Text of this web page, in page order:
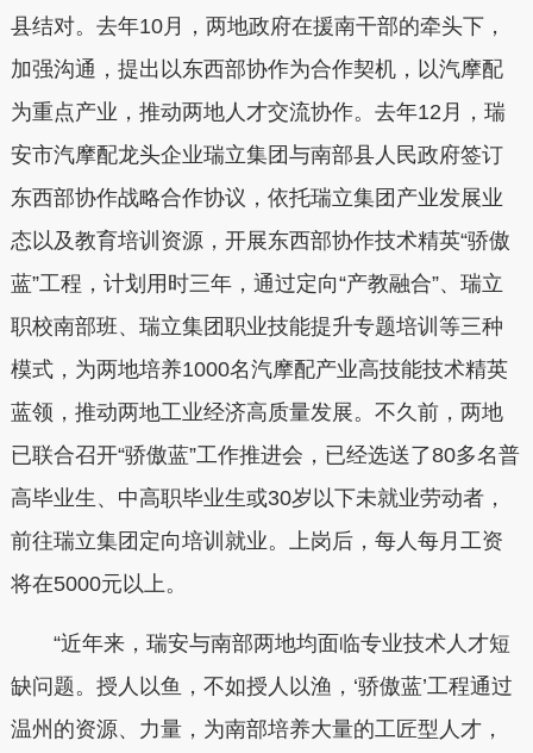
县结对。去年10月，两地政府在援南干部的牵头下，
加强沟通，提出以东西部协作为合作契机，以汽摩配
为重点产业，推动两地人才交流协作。去年12月，瑞
安市汽摩配龙头企业瑞立集团与南部县人民政府签订
东西部协作战略合作协议，依托瑞立集团产业发展业
态以及教育培训资源，开展东西部协作技术精英“骄傲
蓝”工程，计划用时三年，通过定向“产教融合”、瑞立
职校南部班、瑞立集团职业技能提升专题培训等三种
模式，为两地培养1000名汽摩配产业高技能技术精英
蓝领，推动两地工业经济高质量发展。不久前，两地
已联合召开“骄傲蓝”工作推进会，已经选送了80多名普
高毕业生、中高职毕业生或30岁以下未就业劳动者，
前往瑞立集团定向培训就业。上岗后，每人每月工资
将在5000元以上。
“近年来，瑞安与南部两地均面临专业技术人才短
缺问题。授人以鱼，不如授人以渔，‘骄傲蓝’工程通过
温州的资源、力量，为南部培养大量的工匠型人才，